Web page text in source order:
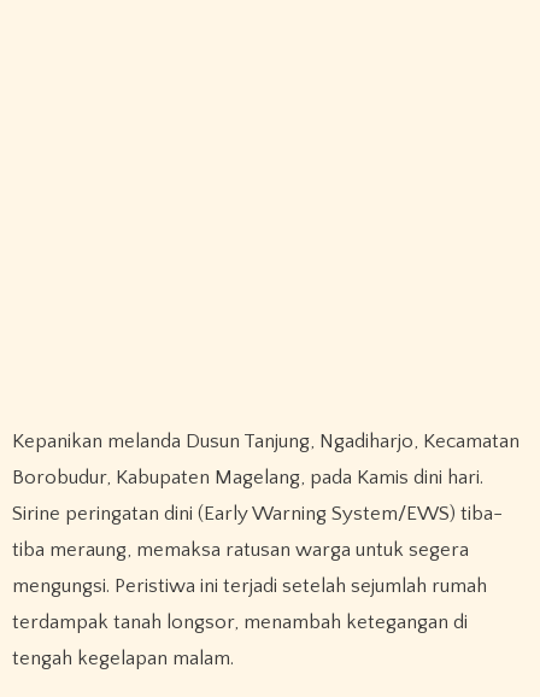
Kepanikan melanda Dusun Tanjung, Ngadiharjo, Kecamatan
Borobudur, Kabupaten Magelang, pada Kamis dini hari.
Sirine peringatan dini (Early Warning System/EWS) tiba-
tiba meraung, memaksa ratusan warga untuk segera
mengungsi. Peristiwa ini terjadi setelah sejumlah rumah
terdampak tanah longsor, menambah ketegangan di
tengah kegelapan malam.